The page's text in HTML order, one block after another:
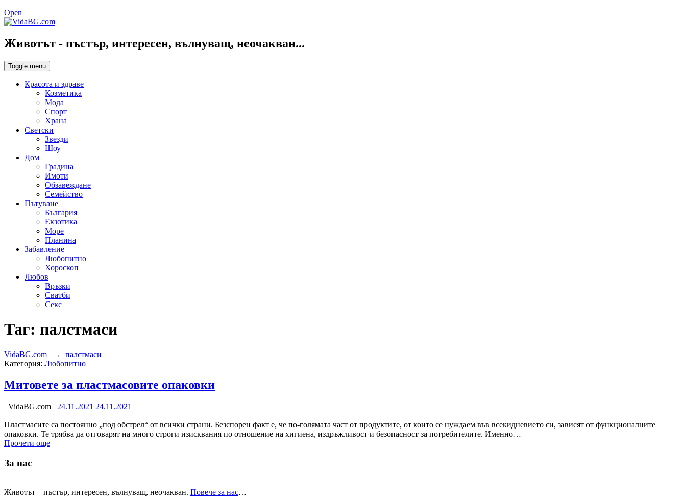
Open
Животът - пъстър, интересен, вълнуващ, неочакван...
Toggle menu
Красота и здраве
Козметика
Мода
Спорт
Храна
Светски
Звезди
Шоу
Дом
Градина
Имоти
Обзавеждане
Семейство
Пътуване
България
Екзотика
Море
Планина
Забавление
Любопитно
Хороскоп
Любов
Връзки
Сватби
Секс
Таг: палстмаси
VidaBG.com → палстмаси
Категория: Любопитно
Митовете за пластмасовите опаковки
VidaBG.com 24.11.2021 24.11.2021
Пластмасите са постоянно „под обстрел“ от всички страни. Безспорен факт е, че по-голямата част от продуктите, от които се нуждаем във всекидневието си, зависят от функционалните
опаковки. Те трябва да отговарят на много строги изисквания по отношение на хигиена, издръжливост и безопасност за потребителите. Именно…
Прочети още
За нас
Животът – пъстър, интересен, вълнуващ, неочакван. Повече за нас…